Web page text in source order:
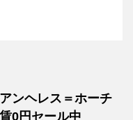
ンヘレス＝ホーチ
0円セール中